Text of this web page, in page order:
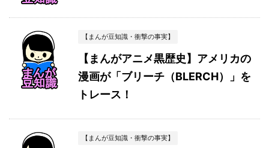
【まんが豆知識・衝撃の事実】
【まんがアニメ黒歴史】アメリカの
漫画が「ブリーチ（BLERCH）」を
トレース！
【まんが豆知識・衝撃の事実】